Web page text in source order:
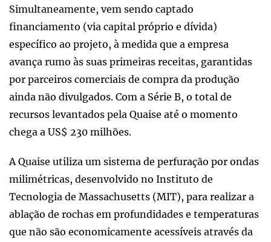
Simultaneamente, vem sendo captado
financiamento (via capital próprio e dívida)
específico ao projeto, à medida que a empresa
avança rumo às suas primeiras receitas, garantidas
por parceiros comerciais de compra da produção
ainda não divulgados. Com a Série B, o total de
recursos levantados pela Quaise até o momento
chega a US$ 230 milhões.
A Quaise utiliza um sistema de perfuração por ondas
milimétricas, desenvolvido no Instituto de
Tecnologia de Massachusetts (MIT), para realizar a
ablação de rochas em profundidades e temperaturas
que não são economicamente acessíveis através da